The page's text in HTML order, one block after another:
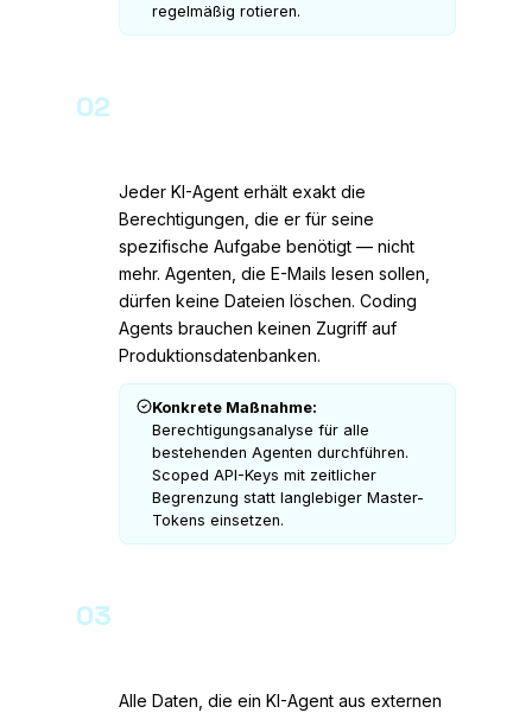
regelmäßig rotieren.
02
Jeder KI-Agent erhält exakt die
Berechtigungen, die er für seine
spezifische Aufgabe benötigt — nicht
mehr. Agenten, die E-Mails lesen sollen,
dürfen keine Dateien löschen. Coding
Agents brauchen keinen Zugriff auf
Produktionsdatenbanken.
Konkrete Maßnahme:
Berechtigungsanalyse für alle
bestehenden Agenten durchführen.
Scoped API-Keys mit zeitlicher
Begrenzung statt langlebiger Master-
Tokens einsetzen.
03
Alle Daten, die ein KI-Agent aus externen